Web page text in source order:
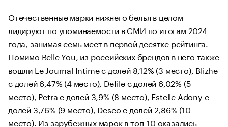
Отечественные марки нижнего белья в целом
лидируют по упоминаемости в СМИ по итогам 2024
года, занимая семь мест в первой десятке рейтинга.
Помимо Belle You, из российских брендов в него также
вошли Le Journal Intime с долей 8,12% (3 место), Blizhe
с долей 6,47% (4 место), Defile с долей 6,02% (5
место), Petra с долей 3,9% (8 место), Estelle Adony с
долей 3,76% (9 место), Deseo с долей 2,86% (10
место). Из зарубежных марок в топ-10 оказались